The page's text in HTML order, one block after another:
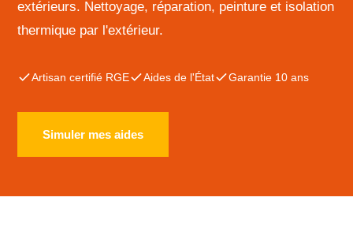
extérieurs. Nettoyage, réparation, peinture et isolation
thermique par l'extérieur.
Artisan certifié RGE Aides de l'État Garantie 10 ans
Simuler mes aides